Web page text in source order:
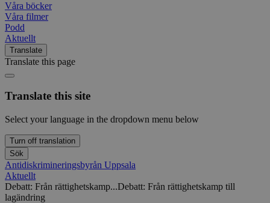
Våra böcker
Våra filmer
Podd
Aktuellt
Translate
Translate this page
Translate this site
Select your language in the dropdown menu below
Turn off translation
Sök
Antidiskrimineringsbyrån Uppsala
Aktuellt
Debatt: Från rättighetskamp...Debatt: Från rättighetskamp till
lagändring